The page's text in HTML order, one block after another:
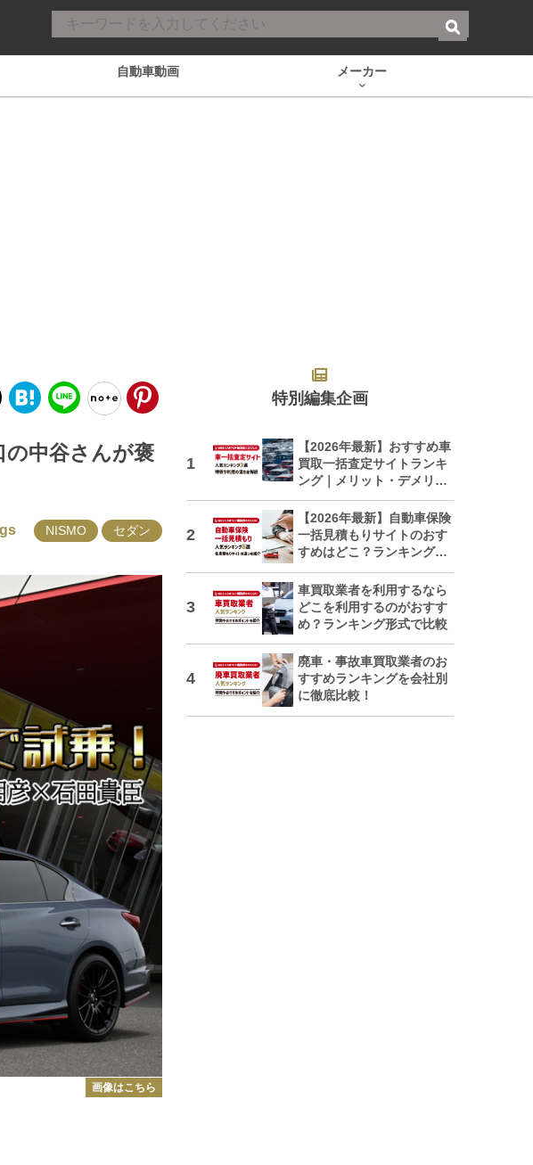
自動車動画 メーカー
中谷さんが褒
NISMO セダン
画像はこちら
特別編集企画
【2026年最新】おすすめ車
買取一括査定サイトランキ
ング｜メリット・デメリッ
トも解説
【2026年最新】自動車保険
一括見積もりサイトのおす
すめはどこ？ランキングで
車買取業者を利用するなら
どこを利用するのがおすす
め？ランキング形式で比較
廃車・事故車買取業者のお
すすめランキングを会社別
に徹底比較！